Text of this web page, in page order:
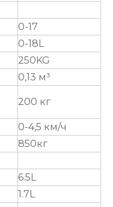
0-17
0-18L
250KG
0,13 м³
200 кг
0-4,5 км/ч
850кг
6.5L
1.7L